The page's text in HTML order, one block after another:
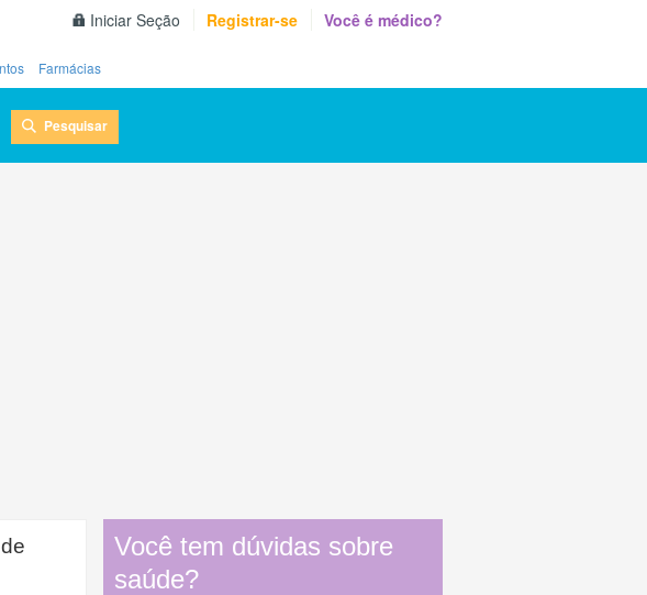
Iniciar Seção Registrar-se Você é médico?
Farmácias
Pesquisar
Você tem dúvidas sobre
saúde?